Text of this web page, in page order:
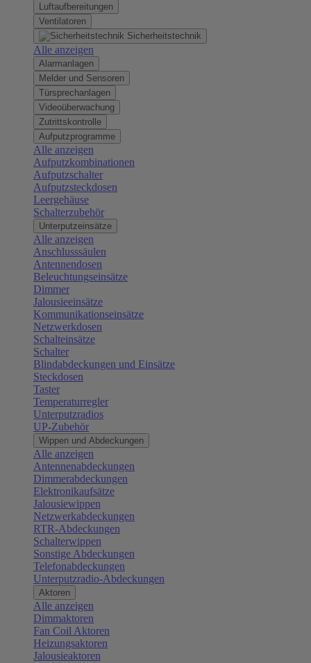
Luftaufbereitungen
Ventilatoren
Sicherheitstechnik
Alle anzeigen
Alarmanlagen
Melder und Sensoren
Türsprechanlagen
Videoüberwachung
Zutrittskontrolle
Aufputzprogramme
Alle anzeigen
Aufputzkombinationen
Aufputzschalter
Aufputzsteckdosen
Leergehäuse
Schalterzubehör
Unterputzeinsätze
Alle anzeigen
Anschlusssäulen
Antennendosen
Beleuchtungseinsätze
Dimmer
Jalousieeinsätze
Kommunikationseinsätze
Netzwerkdosen
Schalteinsätze
Schalter
Blindabdeckungen und Einsätze
Steckdosen
Taster
Temperaturregler
Unterputzradios
UP-Zubehör
Wippen und Abdeckungen
Alle anzeigen
Antennenabdeckungen
Dimmerabdeckungen
Elektronikaufsätze
Jalousiewippen
Netzwerkabdeckungen
RTR-Abdeckungen
Schalterwippen
Sonstige Abdeckungen
Telefonabdeckungen
Unterputzradio-Abdeckungen
Aktoren
Alle anzeigen
Dimmaktoren
Fan Coil Aktoren
Heizungsaktoren
Jalousieaktoren